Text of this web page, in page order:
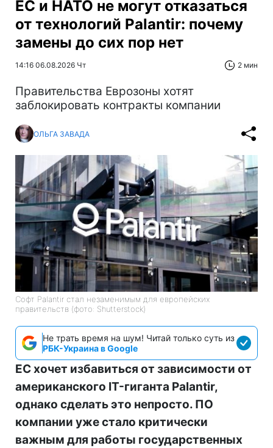
ЕС и НАТО не могут отказаться
от технологий Palantir: почему
замены до сих пор нет
14:16 06.08.2026 Чт 2 мин
Правительства Еврозоны хотят
заблокировать контракты компании
ОЛЬГА ЗАВАДА
Софт Palantir стал незаменимым для европейских
правительств (фото: Shutterstock)
Не трать время на шум! Читай только суть из
РБК-Украина в Google
ЕС хочет избавиться от зависимости от
американского IT-гиганта Palantir,
однако сделать это непросто. ПО
компании уже стало критически
важным для работы государственных